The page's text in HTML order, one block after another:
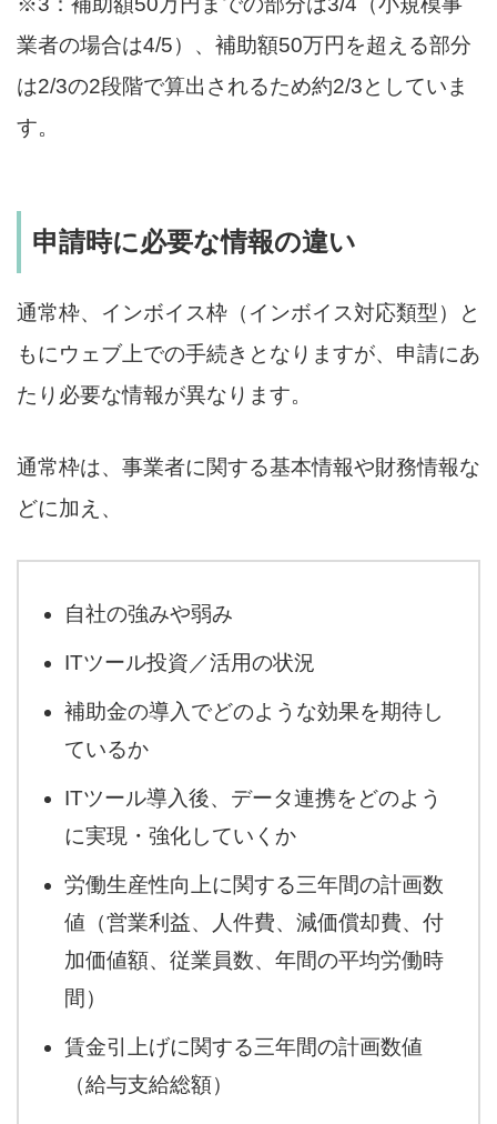
業者の場合は4/5）、補助額50万円を超える部分
は2/3の2段階で算出されるため約2/3としていま
す。
申請時に必要な情報の違い
通常枠、インボイス枠（インボイス対応類型）と
もにウェブ上での手続きとなりますが、申請にあ
たり必要な情報が異なります。
通常枠は、事業者に関する基本情報や財務情報な
どに加え、
自社の強みや弱み
ITツール投資／活用の状況
補助金の導入でどのような効果を期待し
ているか
ITツール導入後、データ連携をどのよう
に実現・強化していくか
労働生産性向上に関する三年間の計画数
値（営業利益、人件費、減価償却費、付
加価値額、従業員数、年間の平均労働時
間）
賃金引上げに関する三年間の計画数値
（給与支給総額）